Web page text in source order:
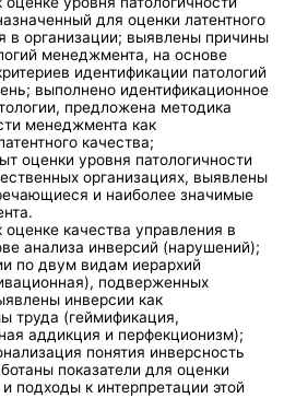
для оценки латентного
в организации; выявлены причины
менеджмента, на основе
идентификации патологий
выполнено идентификационное
предложена методика
менеджмента как
качества;
оценки уровня патологичности
организациях, выявлены
и наиболее значимые
оценке качества управления в
анализа инверсий (нарушений);
по двум видам иерархий
подверженных
инверсии как
труда (геймификация,
аддикция и перфекционизм);
понятия инверсность
показатели для оценки
подходы к интерпретации этой